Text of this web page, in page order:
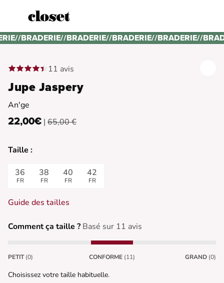
//BRADERIE//BRADERIE//BRADERIE//BRADERIE//
11 avis
Jupe Jaspery
An'ge
22,00€ | 65,00 €
Taille :
36
FR
38
FR
40
FR
42
FR
Guide des tailles
Comment ça taille ? Basé sur 11 avis
PETIT (0) CONFORME (11) GRAND (0)
Choisissez votre taille habituelle.